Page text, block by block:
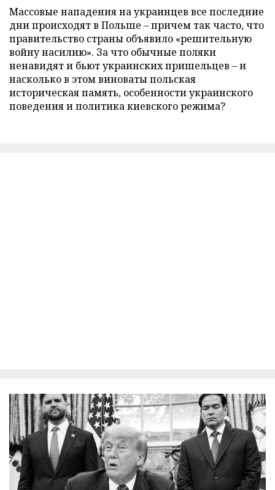
Массовые нападения на украинцев все последние
дни происходят в Польше – причем так часто, что
правительство страны объявило «решительную
войну насилию». За что обычные поляки
ненавидят и бьют украинских пришельцев – и
насколько в этом виноваты польская
историческая память, особенности украинского
поведения и политика киевского режима?